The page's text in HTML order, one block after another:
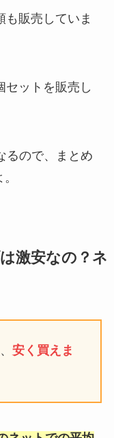
も販売していま
セットを販売し
るので、まとめ
激安なの？ネ
安く買えま